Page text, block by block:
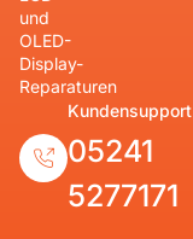
und
OLED-
Display-
Reparaturen
Kundensupport
05241
5277171